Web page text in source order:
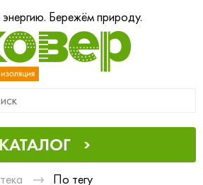
Бережём природу.
КАТАЛОГ
По тегу